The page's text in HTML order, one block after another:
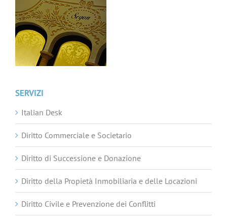
SERVIZI
Italian Desk
Diritto Commerciale e Societario
Diritto di Successione e Donazione
Diritto della Propietà Inmobiliaria e delle Locazioni
Diritto Civile e Prevenzione dei Conflitti